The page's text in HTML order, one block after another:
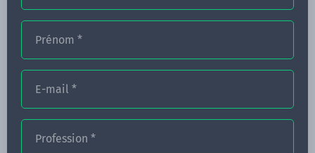
Prénom *
E-mail *
Profession *
CONGRÈS
ACTUALITÉS